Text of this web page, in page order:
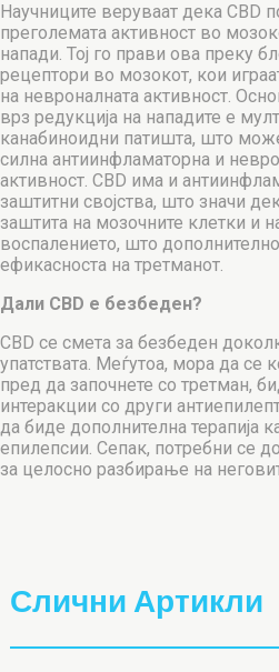
Научниците веруваат дека CBD
преголемата активност во
напади. Тој го прави ова преку
рецептори во мозокот, кои
на невроналната активност.
врз редукција на нападите е
канабиноидни патишта, што може
силна антиинфламаторна и
активност. CBD има и
заштитни својства, што значи
заштита на мозочните клетки и
воспалението, што
ефикасноста на третманот.
Дали CBD е безбеден?
CBD се смета за безбеден
упатствата. Меѓутоа, мора да се
пред да започнете со третман,
интеракции со други
да биде дополнителна терапија
епилепсии. Сепак, потребни се
за целосно разбирање на
Слични Артикли